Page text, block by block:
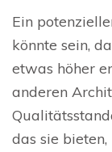
Ein
könnte sein,
etwas höher
anderen
das sie